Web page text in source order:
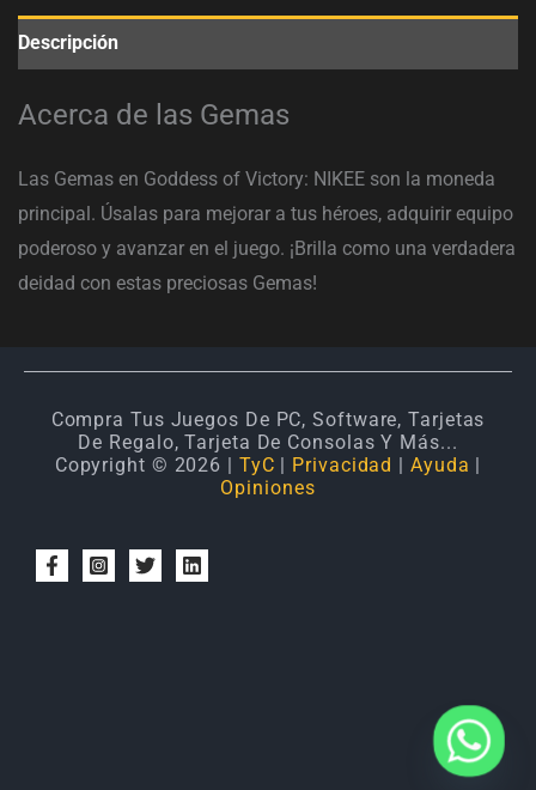
Descripción
Acerca de las Gemas
Las Gemas en Goddess of Victory: NIKEE son la moneda
principal. Úsalas para mejorar a tus héroes, adquirir equipo
poderoso y avanzar en el juego. ¡Brilla como una verdadera
deidad con estas preciosas Gemas!
Compra Tus Juegos De PC, Software, Tarjetas
De Regalo, Tarjeta De Consolas Y Más...
Copyright © 2026 | TyC Privacidad Ayuda
Opiniones